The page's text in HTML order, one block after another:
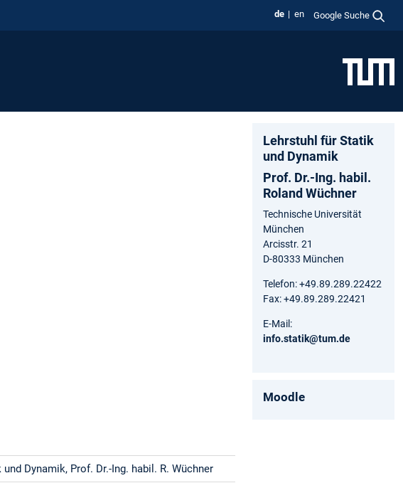
de en Google Suche
Dynamik, Prof. Dr.-Ing. habil. R. Wüchner
Lehrstuhl für Statik
und Dynamik
Prof. Dr.-Ing. habil.
Roland Wüchner
Technische Universität
München
Arcisstr. 21
D-80333 München
Telefon: +49.89.289.22422
Fax: +49.89.289.22421
E-Mail:
info.statik@tum.de
Moodle